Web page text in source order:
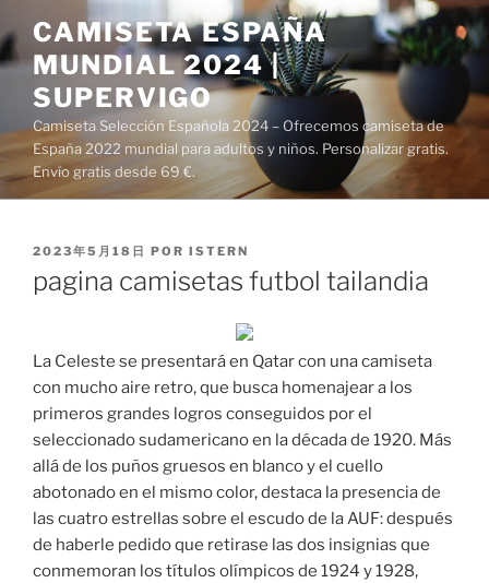
al
contenido
CAMISETA ESPAÑA
MUNDIAL 2024 |
SUPERVIGO
Camiseta Selección Española 2024 – Ofrecemos camiseta de
España 2022 mundial para adultos y niños. Personalizar gratis.
Envío gratis desde 69 €.
PUBLICADO
2023年5月18日 POR ISTERN
pagina camisetas futbol tailandia
La Celeste se presentará en Qatar con una camiseta
con mucho aire retro, que busca homenajear a los
primeros grandes logros conseguidos por el
seleccionado sudamericano en la década de 1920. Más
allá de los puños gruesos en blanco y el cuello
abotonado en el mismo color, destaca la presencia de
las cuatro estrellas sobre el escudo de la AUF: después
de haberle pedido que retirase las dos insignias que
conmemoran los títulos olímpicos de 1924 y 1928,